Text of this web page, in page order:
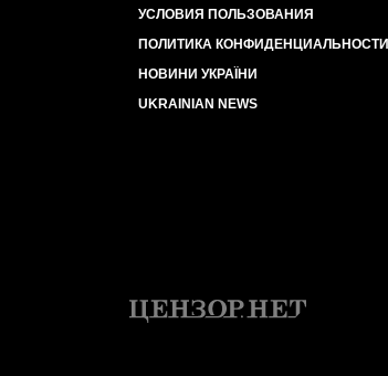
УСЛОВИЯ ПОЛЬЗОВАНИЯ
ПОЛИТИКА КОНФИДЕНЦИАЛЬНОСТИ
НОВИНИ УКРАЇНИ
UKRAINIAN NEWS